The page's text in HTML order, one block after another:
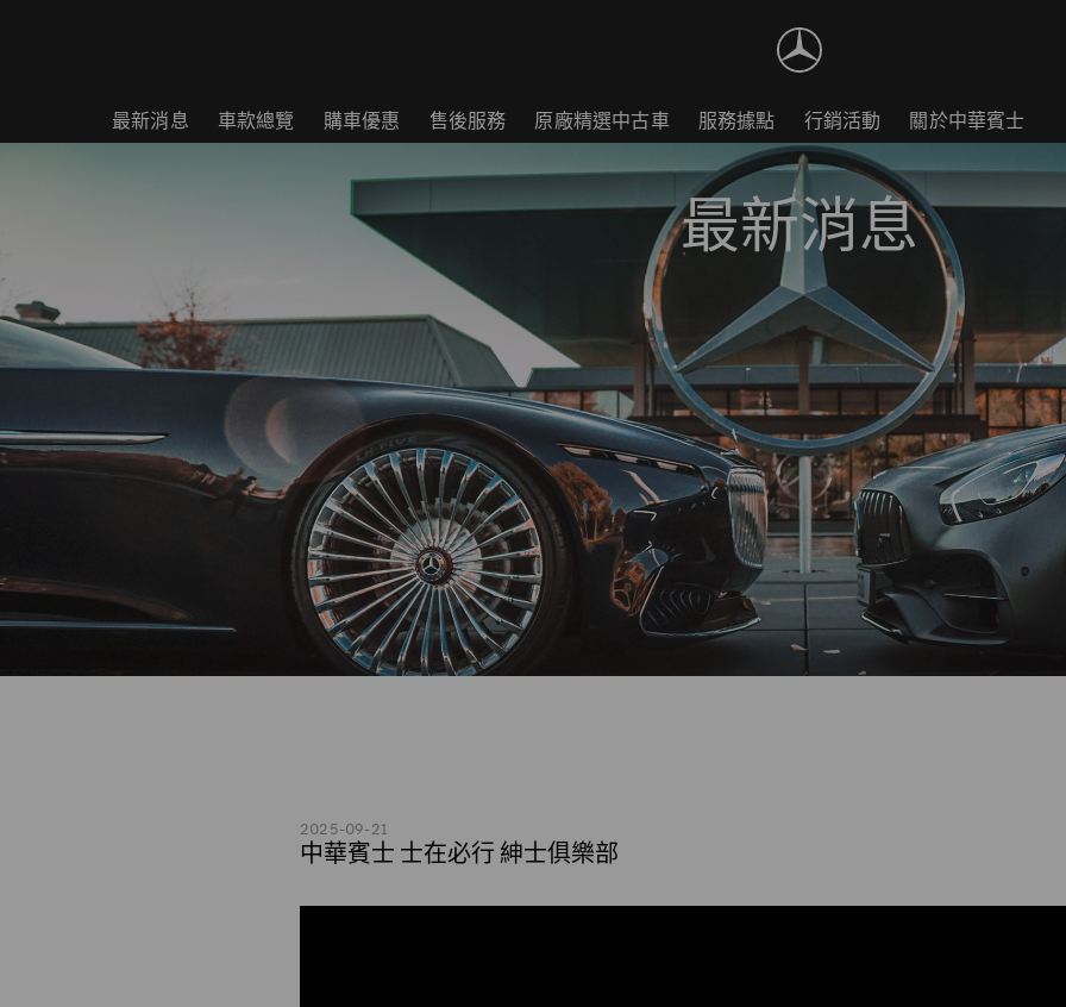
最新消息 車款總覽 購車優惠 售後服務 原廠精選中古車 服務據點 行銷活動 關於中華賓士
最新消息
2025-09-21
中華賓士 士在必行 紳士俱樂部